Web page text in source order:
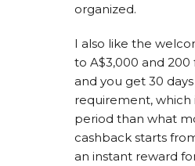
organized.
I also like the
to A$3,000 and 200
and you get 30
requirement, which
period than what
cashback starts
an instant reward